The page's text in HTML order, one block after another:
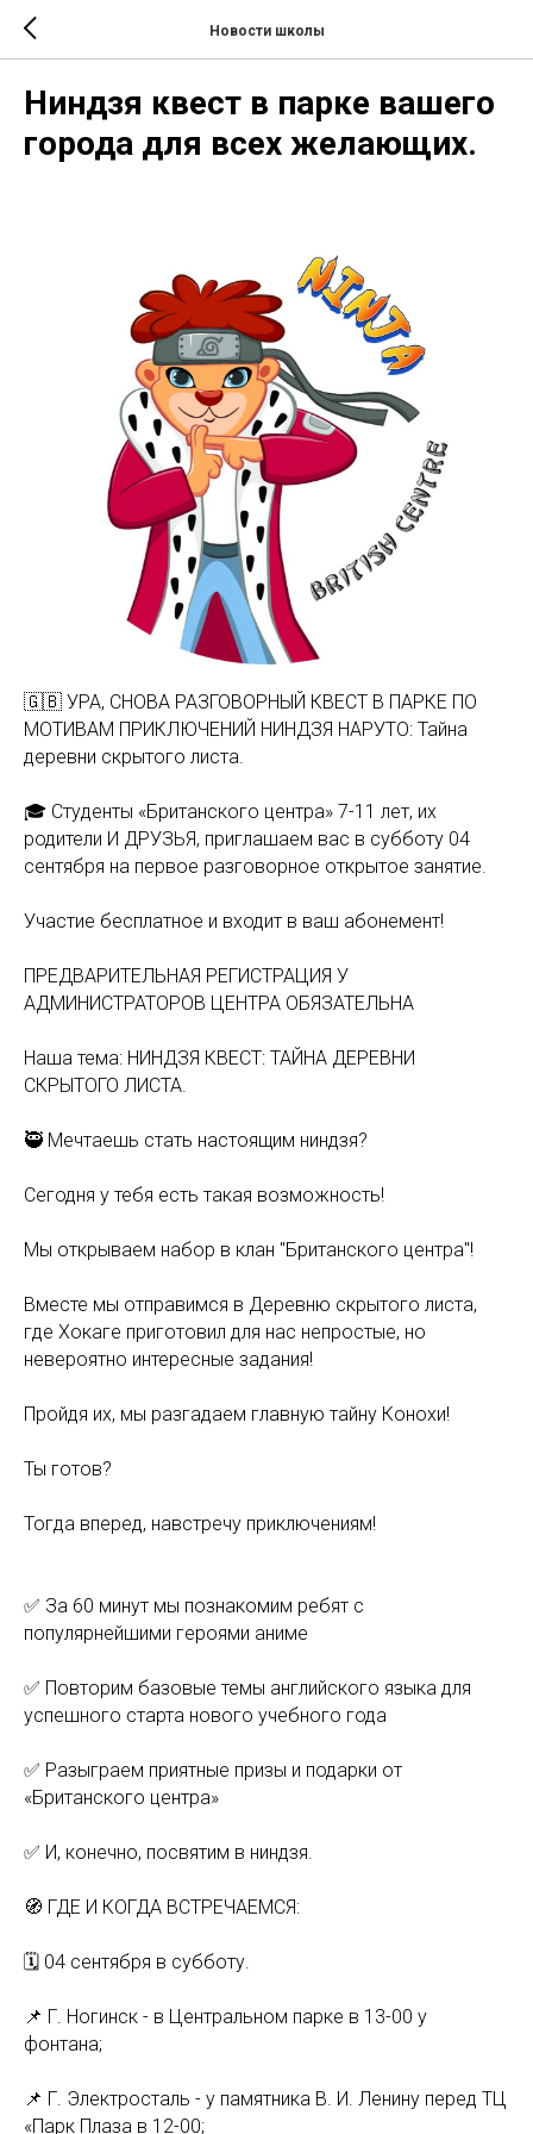
Новости школы
Ниндзя квест в парке вашего
города для всех желающих.
🇬🇧 УРА, СНОВА РАЗГОВОРНЫЙ КВЕСТ В ПАРКЕ ПО
МОТИВАМ ПРИКЛЮЧЕНИЙ НИНДЗЯ НАРУТО: Тайна
деревни скрытого листа.
🎓 Студенты «Британского центра» 7-11 лет, их
родители И ДРУЗЬЯ, приглашаем вас в субботу 04
сентября на первое разговорное открытое занятие.
Участие бесплатное и входит в ваш абонемент!
ПРЕДВАРИТЕЛЬНАЯ РЕГИСТРАЦИЯ У
АДМИНИСТРАТОРОВ ЦЕНТРА ОБЯЗАТЕЛЬНА
Наша тема: НИНДЗЯ КВЕСТ: ТАЙНА ДЕРЕВНИ
СКРЫТОГО ЛИСТА.
🥷 Мечтаешь стать настоящим ниндзя?
Сегодня у тебя есть такая возможность!
Мы открываем набор в клан "Британского центра"!
Вместе мы отправимся в Деревню скрытого листа,
где Хокаге приготовил для нас непростые, но
невероятно интересные задания!
Пройдя их, мы разгадаем главную тайну Конохи!
Ты готов?
Тогда вперед, навстречу приключениям!
✅ За 60 минут мы познакомим ребят с
популярнейшими героями аниме
✅ Повторим базовые темы английского языка для
успешного старта нового учебного года
✅ Разыграем приятные призы и подарки от
«Британского центра»
✅ И, конечно, посвятим в ниндзя.
🧭 ГДЕ И КОГДА ВСТРЕЧАЕМСЯ:
🗓 04 сентября в субботу.
📌 Г. Ногинск - в Центральном парке в 13-00 у
фонтана;
📌 Г. Электросталь - у памятника В. И. Ленину перед ТЦ
«Парк Плаза в 12-00;